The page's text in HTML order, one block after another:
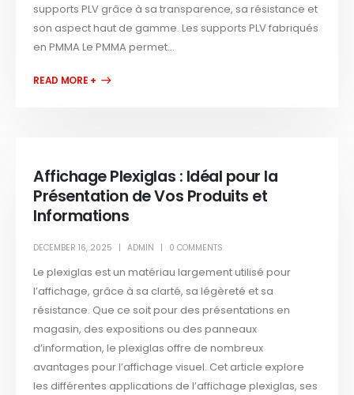
supports PLV grâce à sa transparence, sa résistance et
son aspect haut de gamme. Les supports PLV fabriqués
en PMMA Le PMMA permet...
READ MORE +
Affichage Plexiglas : Idéal pour la
Présentation de Vos Produits et
Informations
DECEMBER 16, 2025 ADMIN 0 COMMENTS
Le plexiglas est un matériau largement utilisé pour
l’affichage, grâce à sa clarté, sa légèreté et sa
résistance. Que ce soit pour des présentations en
magasin, des expositions ou des panneaux
d’information, le plexiglas offre de nombreux
avantages pour l’affichage visuel. Cet article explore
les différentes applications de l’affichage plexiglas, ses